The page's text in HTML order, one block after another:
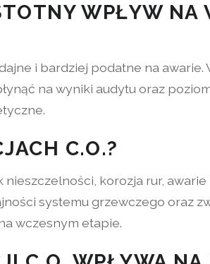
WPŁYW NA
i bardziej podatne na awarie.
na wyniki audytu oraz
C.O.?
korozja rur, awarie
systemu grzewczego oraz
wczesnym etapie.